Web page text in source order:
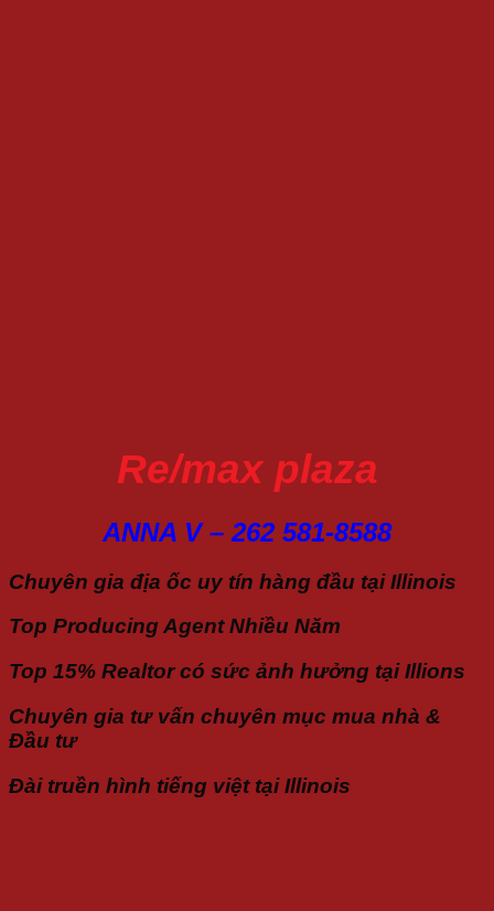
Re/max plaza
ANNA V – 262 581-8588
Chuyên gia địa ốc uy tín hàng đầu tại Illinois
Top Producing Agent Nhiều Năm
Top 15% Realtor có sức ảnh hưởng tại Illions
Chuyên gia tư vấn chuyên mục mua nhà &
Đầu tư
Đài truền hình tiếng việt tại Illinois